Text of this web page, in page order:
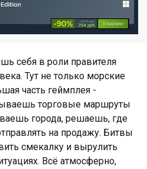
себя в роли правителя
Тут не только морские
часть геймплея -
торговые маршруты
города, решаешь, где
на продажу. Битвы
смекалку и вырулить
Всё атмосферно,